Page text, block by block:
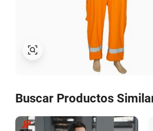
Buscar Productos